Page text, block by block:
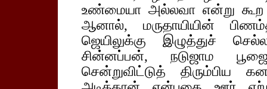
உண்மையா அல்லவா என்று கூற
ஆனால், மருதாயியின்
ஜெயிலுக்கு இழுத்துச்
சின்னப்பன், நடுஜாம
சென்றுவிட்டுத்